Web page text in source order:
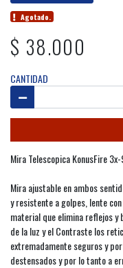
Agotado.
$ 38.000
CANTIDAD
Mira Telescopica KonusFire
Mira ajustable en ambos
y resistente a golpes, lente
material que elimina reflejos y
de la luz y el Contraste los
extremadamente seguros y
destensados y por lo tanto a